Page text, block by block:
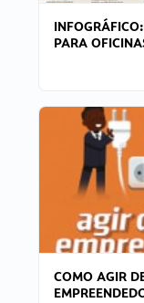
PARA
COMO AGIR